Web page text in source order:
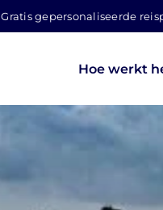
Gratis gepersonaliseerde
Hoe werkt